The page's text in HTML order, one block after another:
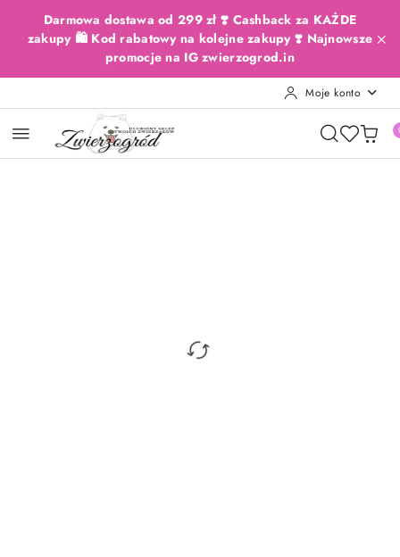
Przejdź do treści głównej
Przejdź do wyszukiwarki
Przejdź do moje konto
Przejdź do menu głównego
Przejdź do opisu produktu
Przejdź do stopki
Darmowa dostawa od 299 zł ❣️ Cashback za KAŻDE
zakupy 🛍️ Kod rabatowy na kolejne zakupy ❣️ Najnowsze
promocje na IG zwierzogrod.in
Moje konto